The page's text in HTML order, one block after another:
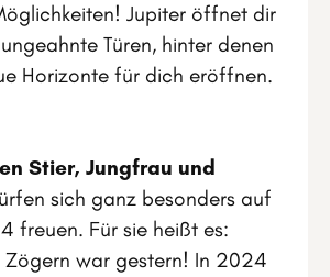
Jupiter öffnet dir
Türen, hinter denen
Horizonte für dich eröffnen.
Stier, Jungfrau und
sich ganz besonders auf
freuen. Für sie heißt es:
Zögern war gestern! In 2024